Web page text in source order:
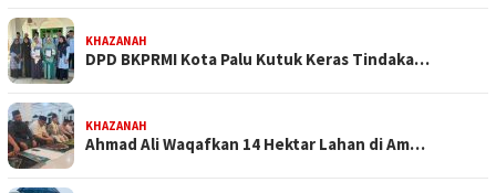
KHAZANAH
DPD BKPRMI Kota Palu Kutuk Keras Tindaka…
KHAZANAH
Ahmad Ali Waqafkan 14 Hektar Lahan di Am…